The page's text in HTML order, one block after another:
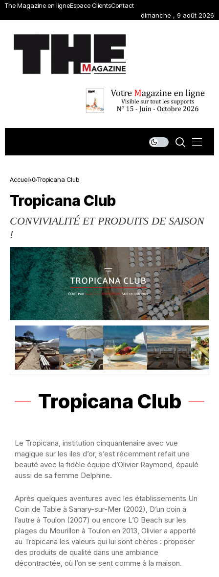
The Magazine en ligneEspace ClientsContact
dimanche , 9 août 2026
Accueil 0 Tropicana Club
Tropicana Club
CONVIVIALITÉ ET PRODUITS DE SAISON
!
Tropicana Club
Le Tropicana, institution cinquantenaire avec vue
magique sur les iles d’or, s’est récemment refait une
beauté avec la fidèle équipe d’Olivier Raymond, épaulé
aussi de sa femme Delphine.
Après quelques aventures avec les établissements Un
Coin de Table à Sanary-sur-Mer (2002), D’un coin à
l’autre à Toulon (2007) ou encore L’O Beach sur les
plages du Mourillon à Toulon en 2013, Olivier a apporté
au Tropicana les valeurs qui lui sont chères : proposer
des produits de qualité dans une ambiance
décontractée, où l’on se sent comme à la maison.